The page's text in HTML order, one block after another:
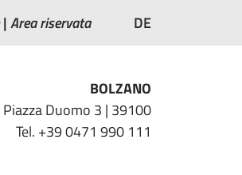
Area riservata DE
BOLZANO
Piazza Duomo 3 | 39100
Tel. +39 0471 990 111